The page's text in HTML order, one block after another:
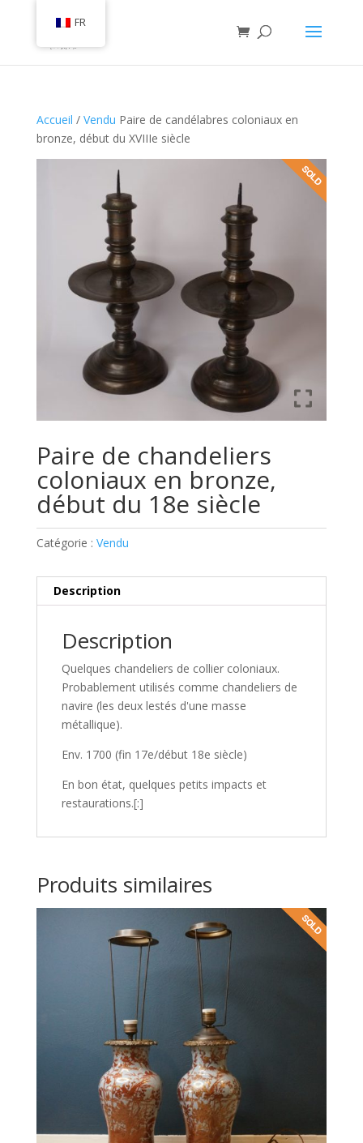
Accueil / Vendu Paire de candélabres coloniaux en
bronze, début du XVIIIe siècle
Paire de chandeliers
coloniaux en bronze,
début du 18e siècle
Catégorie : Vendu
Description
Description
Quelques chandeliers de collier coloniaux.
Probablement utilisés comme chandeliers de
navire (les deux lestés d'une masse
métallique).
Env. 1700 (fin 17e/début 18e siècle)
En bon état, quelques petits impacts et
restaurations.[:]
Produits similaires
FR